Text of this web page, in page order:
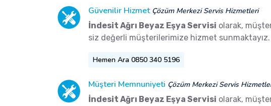
Güvenilir Hizmet Çözüm Merkezi Servis Hizmetleri
İndesit Ağrı Beyaz Eşya Servisi olarak,
siz değerli müşterilerimize hizmet sunmaktayız.
Hemen Ara 0850 340 5196
Müşteri Memnuniyeti Çözüm Merkezi Servis
İndesit Ağrı Beyaz Eşya Servisi olarak,